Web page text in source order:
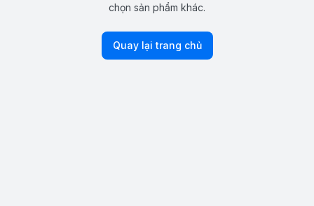
chọn sản phẩm khác.
Quay lại trang chủ